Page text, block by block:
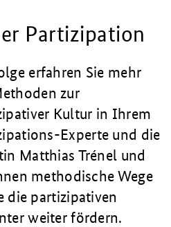
Partizipation
erfahren Sie mehr
zur
Kultur in Ihrem
Experte und die
Matthias Trénel und
methodische Wege
die partizipativen
weiter fördern.